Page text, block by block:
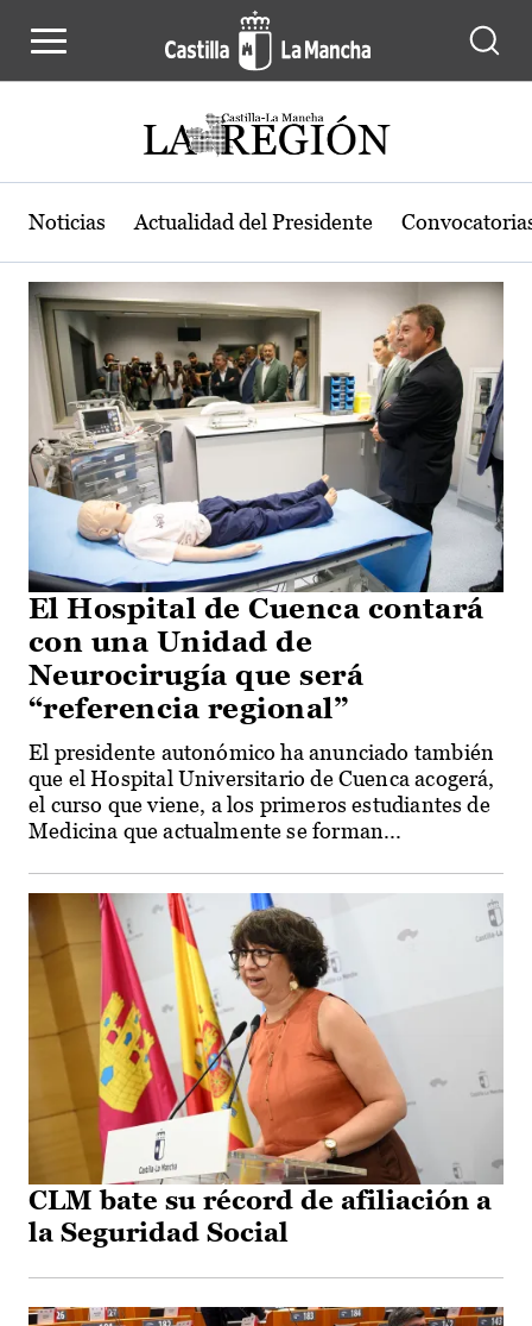
Actualidad de la región de Castilla-
Noticias Actualidad del Presidente
El Hospital de Cuenca contará
con una Unidad de
Neurocirugía que será
“referencia regional”
El presidente autonómico ha anunciado también
que el Hospital Universitario de Cuenca acogerá,
el curso que viene, a los primeros estudiantes de
Medicina que actualmente se forman...
CLM bate su récord de afiliación a
la Seguridad Social